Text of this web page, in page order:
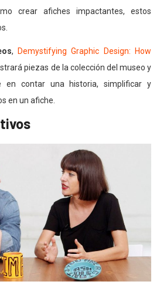
crear afiches impactantes, estos
,Demystifying Graphic Design: How
piezas de la colección del museo y
en contar una historia, simplificar y
en un afiche.